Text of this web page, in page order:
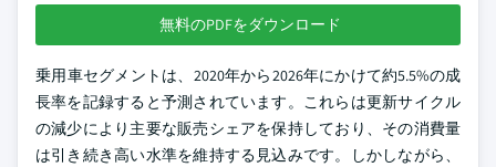
無料のPDFをダウンロード
乗用車セグメントは、2020年から2026年にかけて約5.5%の成
長率を記録すると予測されています。これらは更新サイクル
の減少により主要な販売シェアを保持しており、その消費量
は引き続き高い水準を維持する見込みです。しかしながら、